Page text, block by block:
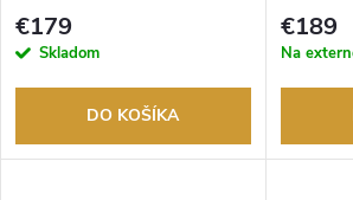
tovaru. Autorizovaný predajca.
€179
Skladom
DO KOŠÍKA
tovaru.
€189
Na